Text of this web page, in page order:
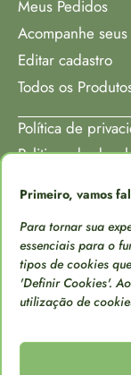
Primeiro, vamos
Para tornar sua
essenciais para o
tipos de cookies
'Definir Cookies'.
utilização de
Meus Pedidos
Acompanhe
Editar cadastro
Todos os
Política de
Politicas de